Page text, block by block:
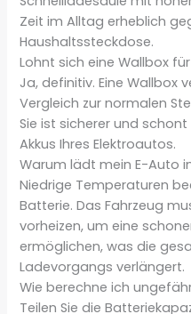
Zeit im Alltag erheblich
Haushaltssteckdose.
Lohnt sich eine Wallbox
Ja, definitiv. Eine Wallbox
Vergleich zur normalen
Sie ist sicherer und
Akkus Ihres Elektroautos.
Warum lädt mein E-Auto
Niedrige Temperaturen
Batterie. Das Fahrzeug
vorheizen, um eine
ermöglichen, was die
Ladevorgangs verlängert.
Wie berechne ich
Teilen Sie die